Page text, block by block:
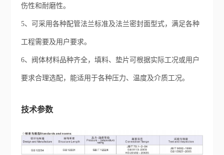
伤性和耐磨性。
5、可采用各种配管法兰标准及法兰密封面型式，满足各种
工程需要及用户要求。
6、阀体材料品种齐全，填料、垫片可根据实际工况或用户
要求合理选配，能适用于各种压力、温度及介质工况。
技术参数